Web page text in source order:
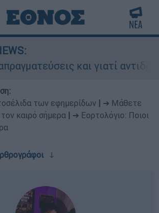
και γιατί αντιδρούν οι ΗΠΑ
των εφημερίδων
➔ Μάθετε
καιρό σήμερα
➔ Εορτολόγιο: Ποιοι
ↆ